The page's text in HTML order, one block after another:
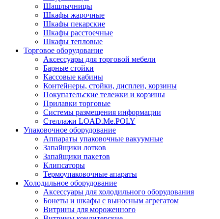
Шашлычницы
Шкафы жарочные
Шкафы пекарские
Шкафы расстоечные
Шкафы тепловые
Торговое оборудование
Аксессуары для торговой мебели
Барные стойки
Кассовые кабины
Контейнеры, стойки, дисплеи, корзины
Покупательские тележки и корзины
Прилавки торговые
Системы размещения информации
Стеллажи LOAD.Me.POLY
Упаковочное оборудование
Аппараты упаковочные вакуумные
Запайщики лотков
Запайщики пакетов
Клипсаторы
Термоупаковочные апараты
Холодильное оборудование
Аксессуары для холодильного оборудования
Бонеты и шкафы с выносным агрегатом
Витрины для мороженного